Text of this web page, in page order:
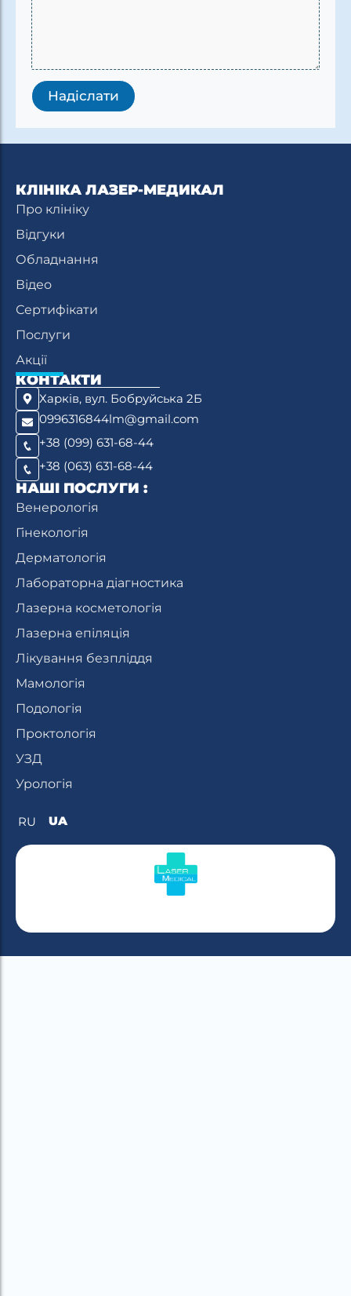
ш
Надіслати
КЛІНІКА ЛАЗЕР-МЕДИКАЛ
Про клініку
Відгуки
Обладнання
Відео
Сертифікати
Послуги
Акції
КОНТАКТИ
Харків, вул. Бобруйська 2Б
0996316844lm@gmail.com
+38 (099) 631-68-44
+38 (063) 631-68-44
НАШІ ПОСЛУГИ :
Венерологія
Гінекологія
Дерматологія
Лабораторна діагностика
Лазерна косметологія
Лазерна епіляція
Лікування безпліддя
Мамологія
Подологія
Проктологія
УЗД
Урологія
RU UA